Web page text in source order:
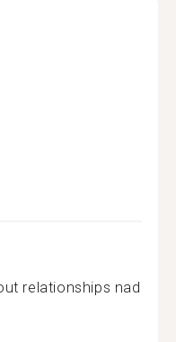
relationships nad